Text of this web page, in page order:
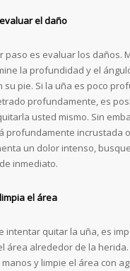
el daño
paso es evaluar los daños.
la profundidad y el
su pie. Si la uña es poco
profundamente, es
usted mismo. Sin
profundamente incrustada o
un dolor intenso,
inmediato.
el área
intentar quitar la uña, es
área alrededor de la herida.
y limpie el área con